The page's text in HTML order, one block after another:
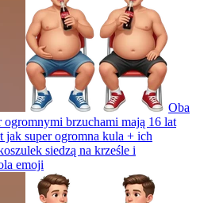
Oba
ogromnymi brzuchami mają 16 lat
jak super ogromna kula + ich
siedzą na krześle i
emoji